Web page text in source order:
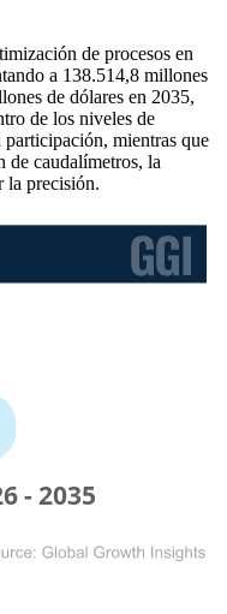
de procesos en
a 138.514,8 millones
de dólares en 2035,
de los niveles de
mientras que
de caudalímetros, la
la precisión.